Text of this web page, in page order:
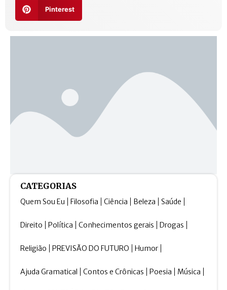
Pinterest
CATEGORIAS
Quem Sou Eu Filosofia Ciência Beleza Saúde
Direito Política Conhecimentos gerais Drogas
Religião PREVISÃO DO FUTURO Humor
Ajuda Gramatical Contos e Crônicas Poesia Música